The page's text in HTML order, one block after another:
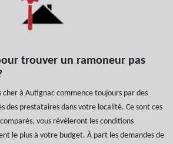
trouver un ramoneur pas
cher à Autignac commence toujours par des
des prestataires dans votre localité. Ce sont ces
vous révèleront les conditions
le plus à votre budget. À part les demandes de